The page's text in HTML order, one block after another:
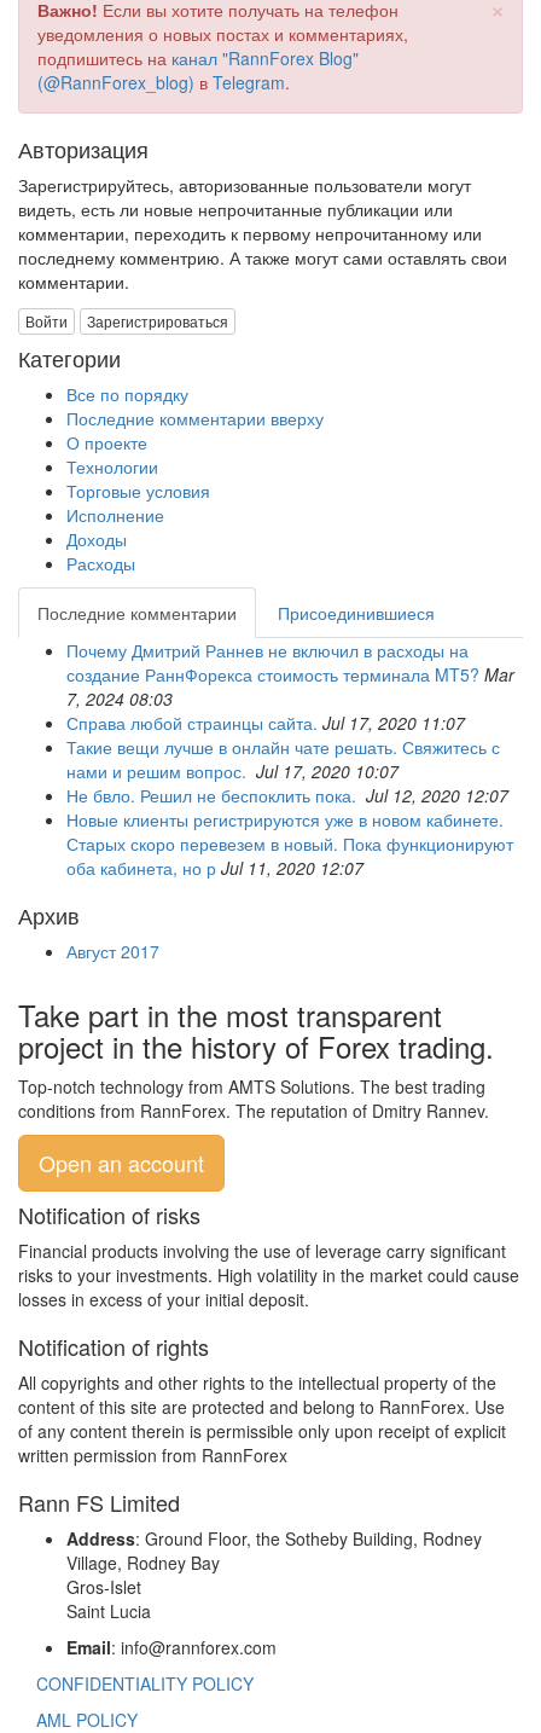
×
Важно! Если вы хотите получать на телефон
уведомления о новых постах и комментариях,
подпишитесь на канал "RannForex Blog"
(@RannForex_blog) в Telegram.
Авторизация
Зарегистрируйтесь, авторизованные пользователи могут
видеть, есть ли новые непрочитанные публикации или
комментарии, переходить к первому непрочитанному или
последнему комментрию. А также могут сами оставлять свои
комментарии.
Войти Зарегистрироваться
Категории
Все по порядку
Последние комментарии вверху
О проекте
Технологии
Торговые условия
Исполнение
Доходы
Расходы
Последние комментарии
Присоединившиеся
Почему Дмитрий Раннев не включил в расходы на
создание РаннФорекса стоимость терминала MT5? Mar
7, 2024 08:03
Справа любой страинцы сайта. Jul 17, 2020 11:07
Такие вещи лучше в онлайн чате решать. Свяжитесь с
нами и решим вопрос. Jul 17, 2020 10:07
Не бвло. Решил не беспоклить пока. Jul 12, 2020 12:07
Новые клиенты регистрируются уже в новом кабинете.
Старых скоро перевезем в новый. Пока функционируют
оба кабинета, но р Jul 11, 2020 12:07
Архив
Август 2017
Take part in the most transparent
project in the history of Forex trading.
Top-notch technology from AMTS Solutions. The best trading
conditions from RannForex. The reputation of Dmitry Rannev.
Open an account
Notification of risks
Financial products involving the use of leverage carry significant
risks to your investments. High volatility in the market could cause
losses in excess of your initial deposit.
Notification of rights
All copyrights and other rights to the intellectual property of the
content of this site are protected and belong to RannForex. Use
of any content therein is permissible only upon receipt of explicit
written permission from RannForex
Rann FS Limited
Address: Ground Floor, the Sotheby Building, Rodney
Village, Rodney Bay
Gros-Islet
Saint Lucia
Email: info@rannforex.com
CONFIDENTIALITY POLICY
AML POLICY